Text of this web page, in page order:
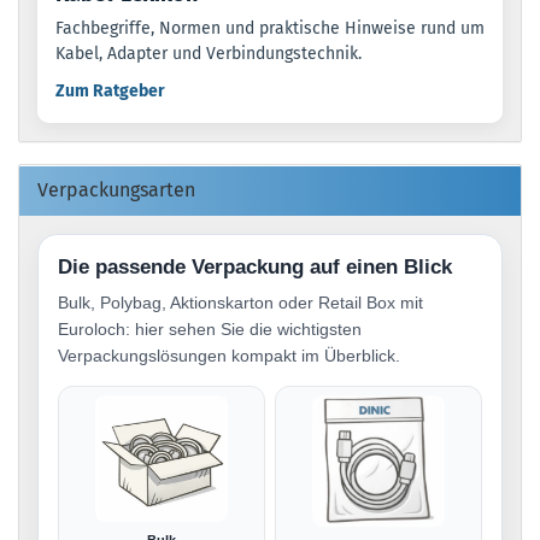
Fachbegriffe, Normen und praktische Hinweise rund um
Kabel, Adapter und Verbindungstechnik.
Zum Ratgeber
Verpackungsarten
Die passende Verpackung auf einen Blick
Bulk, Polybag, Aktionskarton oder Retail Box mit
Euroloch: hier sehen Sie die wichtigsten
Verpackungslösungen kompakt im Überblick.